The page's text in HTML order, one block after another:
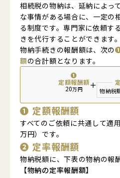
相続税の物納は、延納によっ
な事情がある場合に、一定の
る制度です。専門家に依頼す
きを代行することができます。
物納手続きの報酬額は、次の
額の合計額となります。
❶
定額報酬額
20万円 ＋
物納税
❶ 定額報酬額
すべてのご依頼に共通して適
万円）です。
❷ 定率報酬額
物納税額に、下表の物納の報
【物納の定率報酬額】